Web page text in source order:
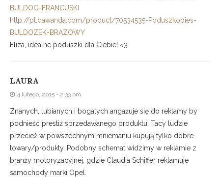
BULDOG-FRANCUSKI
http://pl.dawanda.com/product/70534535-Poduszkopies-
BULDOZEK-BRAZOWY
Eliza, idealne poduszki dla Ciebie! <3
LAURA
4 lutego, 2015 - 2:33 pm
Znanych, lubianych i bogatych angażuje się do reklamy by
podnieść prestiż sprzedawanego produktu. Tacy ludzie
przecież w powszechnym mniemaniu kupują tylko dobre
towary/produkty. Podobny schemat widzimy w reklamie z
branży motoryzacyjnej, gdzie Claudia Schiffer reklamuje
samochody marki Opel.